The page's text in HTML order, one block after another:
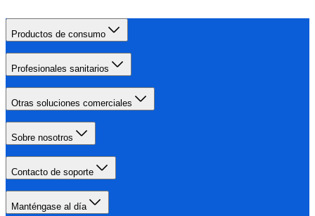
Productos de consumo
Profesionales sanitarios
Otras soluciones comerciales
Sobre nosotros
Contacto de soporte
Manténgase al día